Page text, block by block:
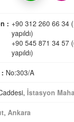
: +90 312 260 66 34
yapıldı)
+90 545 871 34 57
yapıldı)
No:303/A
İstasyon
, Ankara